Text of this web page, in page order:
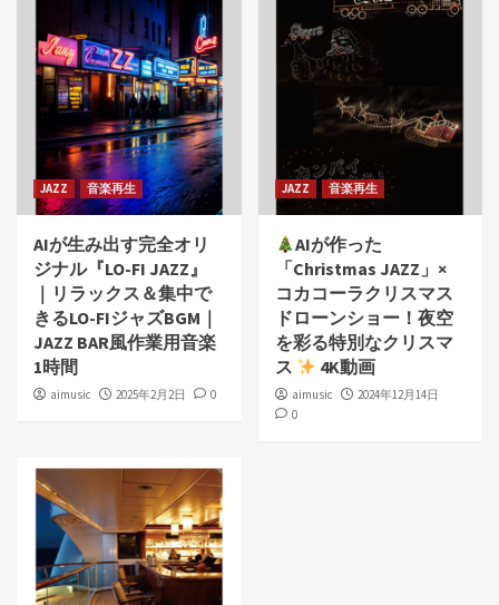
JAZZ 音楽再生
AIが生み出す完全オリ
ジナル『LO-FI JAZZ』
｜リラックス＆集中で
きるLO-FIジャズBGM｜
JAZZ BAR風作業用音楽
1時間
aimusic 2025年2月2日 0
JAZZ 音楽再生
AIが作った
「Christmas JAZZ」×
コカコーラクリスマス
ドローンショー！夜空
を彩る特別なクリスマ
ス
4K動画
aimusic
2024年12月14日
0